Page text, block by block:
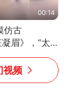
00:14
仿古
眉》，“太
古筝长大的
为首位考级
选手。”（来
视频